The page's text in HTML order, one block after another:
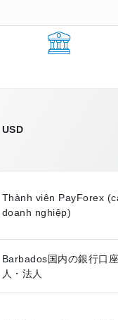
USD
Thành viên PayForex
doanh nghiệp)
Barbados国内の銀行口
人・法人